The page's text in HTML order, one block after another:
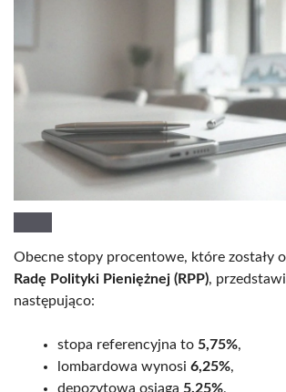
Obecne stopy procentowe, które zostały
Radę Polityki Pieniężnej (RPP),
następująco:
stopa referencyjna to 5,75%,
lombardowa wynosi 6,25%,
depozytowa osiąga 5,25%,